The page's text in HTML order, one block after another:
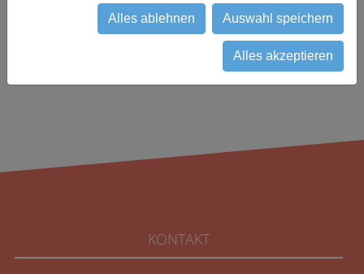
KONTAKT
Alles ablehnen Auswahl speichern
Alles akzeptieren